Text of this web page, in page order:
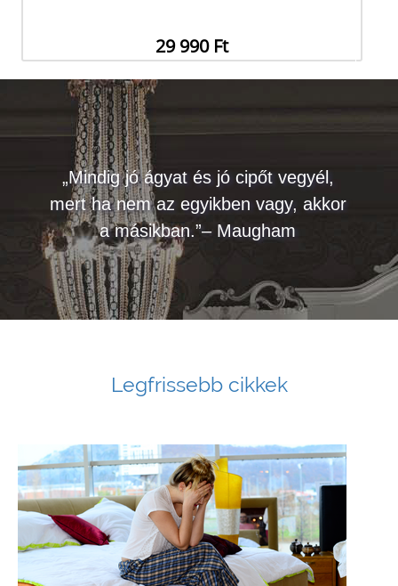
29 990 Ft
„Mindig jó ágyat és jó cipőt vegyél,
mert ha nem az egyikben vagy, akkor
a másikban.”– Maugham
Legfrissebb cikkek